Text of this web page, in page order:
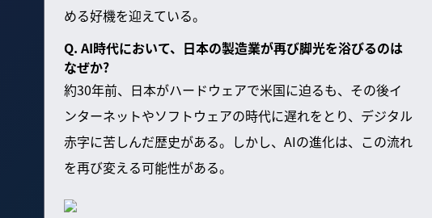
める好機を迎えている。
Q. AI時代において、日本の製造業が再び脚光を浴びるのは
なぜか?
約30年前、日本がハードウェアで米国に迫るも、その後イ
ンターネットやソフトウェアの時代に遅れをとり、デジタル
赤字に苦しんだ歴史がある。しかし、AIの進化は、この流れ
を再び変える可能性がある。